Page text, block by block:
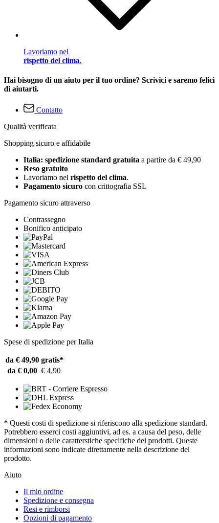
Lavoriamo nel
rispetto del clima.
Hai bisogno di un aiuto per il tuo ordine? Scrivici e saremo felici
di aiutarti.
Contatto
Qualità verificata
Shopping sicuro e affidabile
Italia: spedizione standard gratuita a partire da € 49,90
Reso gratuito
Lavoriamo nel rispetto del clima.
Pagamento sicuro con crittografia SSL
Pagamento sicuro attraverso
Contrassegno
Bonifico anticipato
Spese di spedizione per Italia
da € 49,90 gratis*
da € 0,00 € 4,90
* Questi costi di spedizione si riferiscono alla spedizione standard.
Potrebbero esserci costi aggiuntivi, ad es. a causa del peso, delle
dimensioni o delle caratterstiche specifiche dei prodotti. Queste
informazioni sono indicate direttamente nella descrizione del
prodotto.
Aiuto
Il mio ordine
Spedizione e consegna
Resi e rimborsi
Opzioni di pagamento